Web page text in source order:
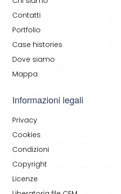
Contatti
Portfolio
Case histories
Dove siamo
Mappa
Informazioni legali
Privacy
Cookies
Condizioni
Copyright
Licenze